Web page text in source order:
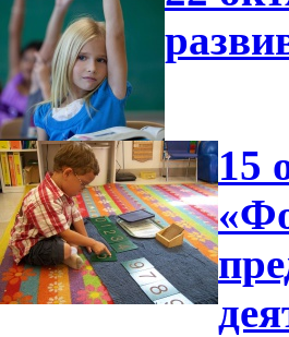
15